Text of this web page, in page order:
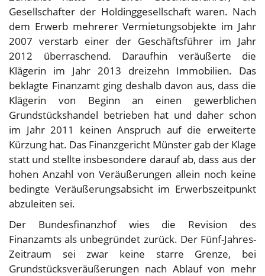
Gesellschafter der Holdinggesellschaft waren. Nach
dem Erwerb mehrerer Vermietungsobjekte im Jahr
2007 verstarb einer der Geschäftsführer im Jahr
2012 überraschend. Daraufhin veräußerte die
Klägerin im Jahr 2013 dreizehn Immobilien. Das
beklagte Finanzamt ging deshalb davon aus, dass die
Klägerin von Beginn an einen gewerblichen
Grundstückshandel betrieben hat und daher schon
im Jahr 2011 keinen Anspruch auf die erweiterte
Kürzung hat. Das Finanzgericht Münster gab der Klage
statt und stellte insbesondere darauf ab, dass aus der
hohen Anzahl von Veräußerungen allein noch keine
bedingte Veräußerungsabsicht im Erwerbszeitpunkt
abzuleiten sei.
Der Bundesfinanzhof wies die Revision des
Finanzamts als unbegründet zurück. Der Fünf-Jahres-
Zeitraum sei zwar keine starre Grenze, bei
Grundstücksveräußerungen nach Ablauf von mehr